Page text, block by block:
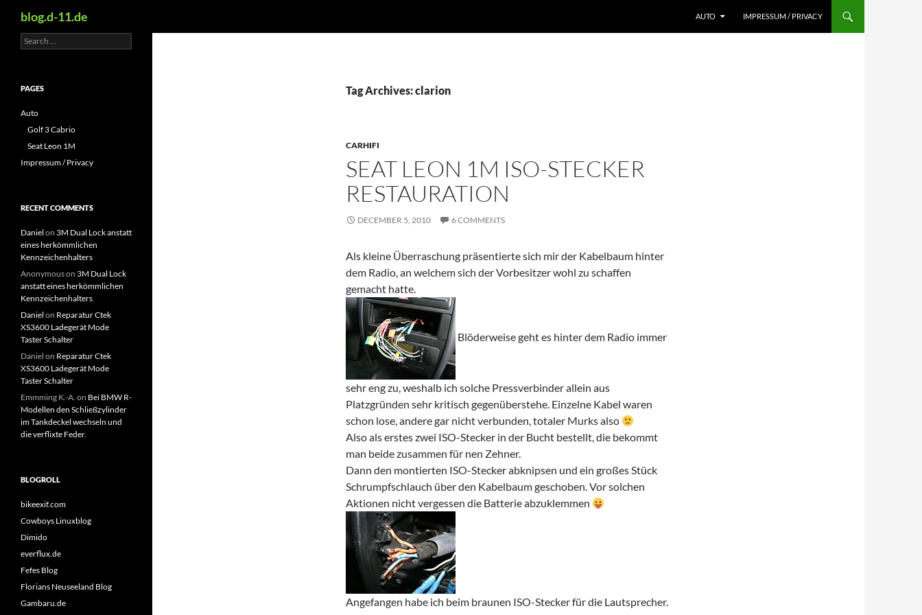
blog.d-11.de AUTO IMPRESSUM / PRIVACY
Tag Archives: clarion
CARHIFI
SEAT LEON 1M ISO-STECKER
RESTAURATION
DECEMBER 5, 2010 6 COMMENTS
Als kleine Überraschung präsentierte sich mir der Kabelbaum hinter
dem Radio, an welchem sich der Vorbesitzer wohl zu schaffen
gemacht hatte.
Blöderweise geht es hinter dem Radio immer
sehr eng zu, weshalb ich solche Pressverbinder allein aus
Platzgründen sehr kritisch gegenüberstehe. Einzelne Kabel waren
schon lose, andere gar nicht verbunden, totaler Murks also
Also als erstes zwei ISO-Stecker in der Bucht bestellt, die bekommt
man beide zusammen für nen Zehner.
Dann den montierten ISO-Stecker abknipsen und ein großes Stück
Schrumpfschlauch über den Kabelbaum geschoben. Vor solchen
Aktionen nicht vergessen die Batterie abzuklemmen
Angefangen habe ich beim braunen ISO-Stecker für die Lautsprecher.
Search
for:
PAGES
Auto
Golf 3 Cabrio
Seat Leon 1M
Impressum / Privacy
RECENT COMMENTS
Daniel on 3M Dual Lock anstatt
eines herkömmlichen
Kennzeichenhalters
Anonymouson 3M Dual Lock
anstatt eines herkömmlichen
Kennzeichenhalters
Daniel on Reparatur Ctek
XS3600 Ladegerät Mode
Taster Schalter
Daniel on Reparatur Ctek
XS3600 Ladegerät Mode
Taster Schalter
Emmming K.-A. on Bei BMW R-
Modellen den Schließzylinder
im Tankdeckel wechseln und
die verflixte Feder.
BLOGROLL
bikeexif.com
Cowboys Linuxblog
Dimido
everflux.de
Fefes Blog
Florians Neuseeland Blog
Gambaru.de